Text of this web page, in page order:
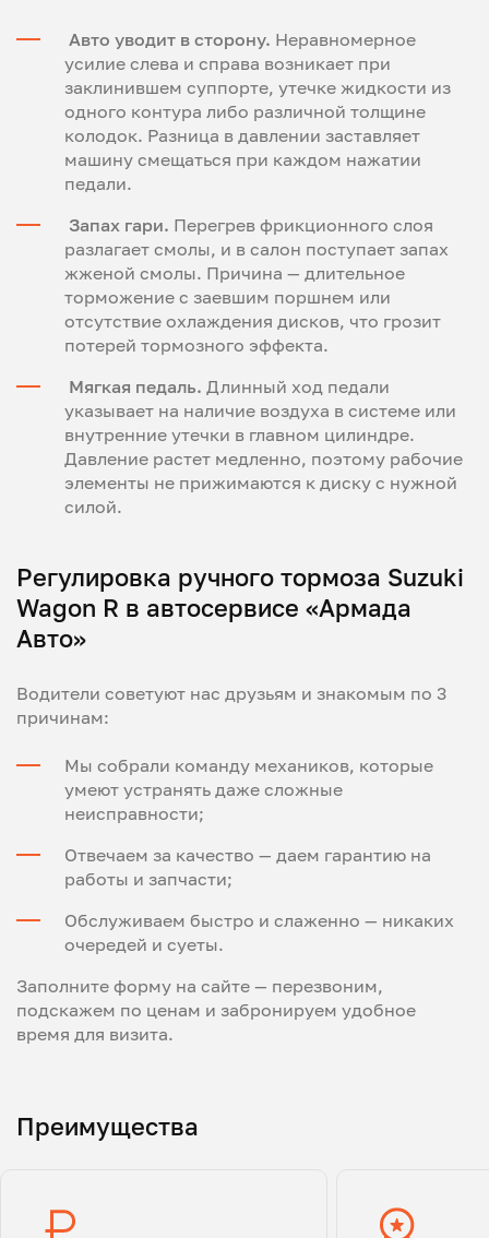
Авто уводит в сторону. Неравномерное
усилие слева и справа возникает при
заклинившем суппорте, утечке жидкости из
одного контура либо различной толщине
колодок. Разница в давлении заставляет
машину смещаться при каждом нажатии
педали.
Запах гари. Перегрев фрикционного слоя
разлагает смолы, и в салон поступает запах
жженой смолы. Причина — длительное
торможение с заевшим поршнем или
отсутствие охлаждения дисков, что грозит
потерей тормозного эффекта.
Мягкая педаль. Длинный ход педали
указывает на наличие воздуха в системе или
внутренние утечки в главном цилиндре.
Давление растет медленно, поэтому рабочие
элементы не прижимаются к диску с нужной
силой.
Регулировка ручного тормоза Suzuki
Wagon R в автосервисе «Армада
Авто»
Водители советуют нас друзьям и знакомым по 3
причинам:
Мы собрали команду механиков, которые
умеют устранять даже сложные
неисправности;
Отвечаем за качество — даем гарантию на
работы и запчасти;
Обслуживаем быстро и слаженно — никаких
очередей и суеты.
Заполните форму на сайте — перезвоним,
подскажем по ценам и забронируем удобное
время для визита.
Преимущества